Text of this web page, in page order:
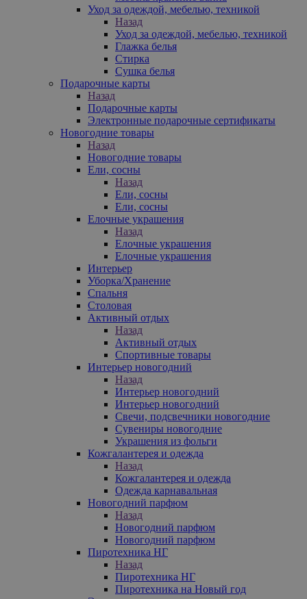
Уход за одеждой, мебелью, техникой
Назад
Уход за одеждой, мебелью, техникой
Глажка белья
Стирка
Сушка белья
Подарочные карты
Назад
Подарочные карты
Электронные подарочные сертификаты
Новогодние товары
Назад
Новогодние товары
Ели, сосны
Назад
Ели, сосны
Ели, сосны
Елочные украшения
Назад
Елочные украшения
Елочные украшения
Интерьер
Уборка/Хранение
Спальня
Столовая
Активный отдых
Назад
Активный отдых
Спортивные товары
Интерьер новогодний
Назад
Интерьер новогодний
Интерьер новогодний
Свечи, подсвечники новогодние
Сувениры новогодние
Украшения из фольги
Кожгалантерея и одежда
Назад
Кожгалантерея и одежда
Одежда карнавальная
Новогодний парфюм
Назад
Новогодний парфюм
Новогодний парфюм
Пиротехника НГ
Назад
Пиротехника НГ
Пиротехника на Новый год